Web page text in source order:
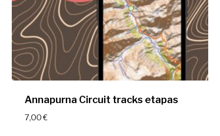
Annapurna Circuit tracks etapas
7,00€